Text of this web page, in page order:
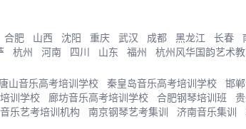
合肥 山西 沈阳 重庆 武汉 成都 黑龙江 长春
杭州 河南 四川 山东 福州 杭州风华国韵艺术
唐山音乐高考培训学校 秦皇岛音乐高考培训学校 邯
训学校 廊坊音乐高考培训学校 合肥钢琴培训班
乐艺考培训机构 南京钢琴艺考集训 济南音乐集训